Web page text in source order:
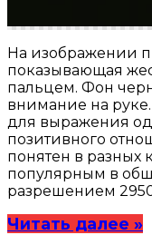
На изображении
показывающая
пальцем. Фон
внимание на руке.
для выражения
позитивного
понятен в разных
популярным в
разрешением
Читать далее »